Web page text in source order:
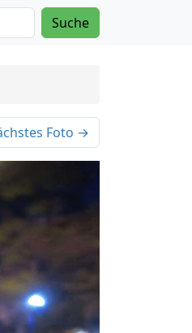
Suche
Foto →